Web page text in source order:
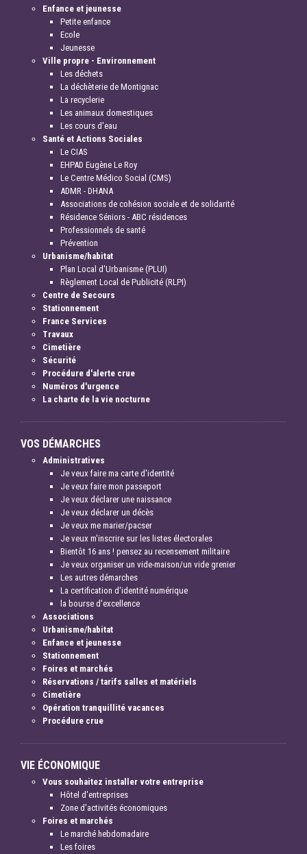
Enfance et jeunesse
Petite enfance
Ecole
Jeunesse
Ville propre - Environnement
Les déchets
La déchèterie de Montignac
La recyclerie
Les animaux domestiques
Les cours d'eau
Santé et Actions Sociales
Le CIAS
EHPAD Eugène Le Roy
Le Centre Médico Social (CMS)
ADMR - DHANA
Associations de cohésion sociale et de solidarité
Résidence Séniors - ABC résidences
Professionnels de santé
Prévention
Urbanisme/habitat
Plan Local d'Urbanisme (PLUI)
Règlement Local de Publicité (RLPI)
Centre de Secours
Stationnement
France Services
Travaux
Cimetière
Sécurité
Procédure d'alerte crue
Numéros d'urgence
La charte de la vie nocturne
VOS DÉMARCHES
Administratives
Je veux faire ma carte d'identité
Je veux faire mon passeport
Je veux déclarer une naissance
Je veux déclarer un décès
Je veux me marier/pacser
Je veux m'inscrire sur les listes électorales
Bientôt 16 ans ! pensez au recensement militaire
Je veux organiser un vide-maison/un vide grenier
Les autres démarches
La certification d'identité numérique
la bourse d'excellence
Associations
Urbanisme/habitat
Enfance et jeunesse
Stationnement
Foires et marchés
Réservations / tarifs salles et matériels
Cimetière
Opération tranquillité vacances
Procédure crue
VIE ÉCONOMIQUE
Vous souhaitez installer votre entreprise
Hôtel d'entreprises
Zone d'activités économiques
Foires et marchés
Le marché hebdomadaire
Les foires